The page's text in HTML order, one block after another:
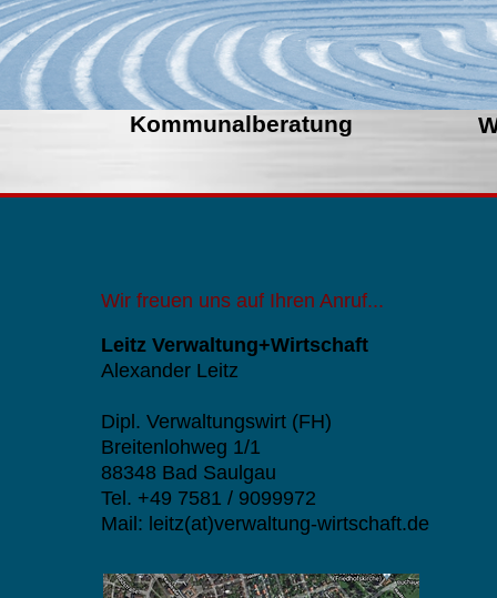
Kommunalberatung
Wir freuen uns auf Ihren Anruf...
Leitz Verwaltung+Wirtschaft
Alexander Leitz
Dipl. Verwaltungswirt (FH)
Breitenlohweg 1/1
88348 Bad Saulgau
Tel. +49 7581 / 9099972
Mail: leitz(at)verwaltung-wirtschaft.de